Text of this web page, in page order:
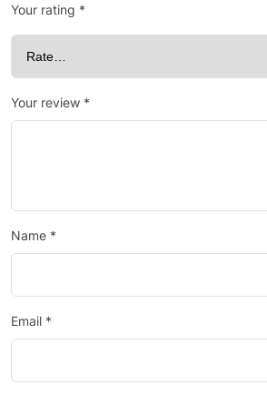
Your rating *
Your review *
Name *
Email *